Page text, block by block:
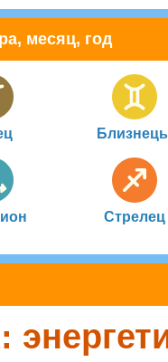
месяц, год
Стрелец